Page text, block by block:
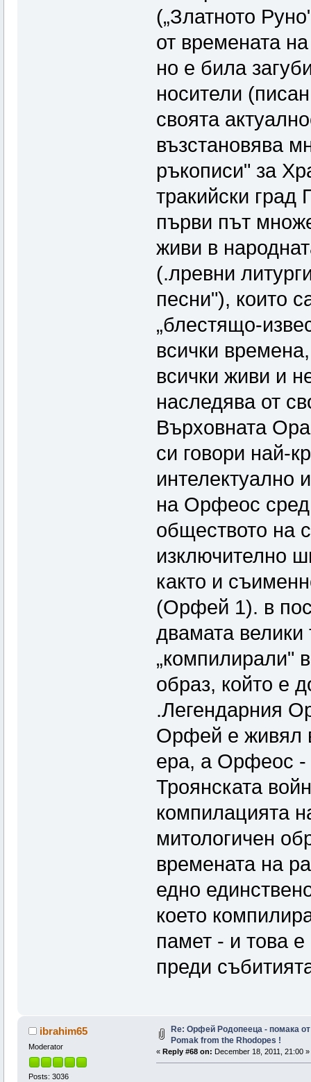
(„Златното
от времената
но е била
носители
своята
възстановява
ръкописи" за
тракийски
първи път
живи в
(.лревни
песни"), които
„блестящо-
всички
всички живи и
наследява от
Върховната
си говори най-
интелектуално
на Орфеос сред
обществото на
изключително
както и
(Орфей 1). в
двамата велики
„компилирали"
образ, който е
.Легендарния
Орфей е живял
ера, а Орфеос -
Троянската
компилацията
митологичен
времената на
едно
което
памет - и това
преди
ibrahim65
Moderator
Posts: 3036
Re: Орфей Родопееца - помака
Pomak from the Rhodopes !
« Reply #68 on: December 18, 2011, 21:00 »